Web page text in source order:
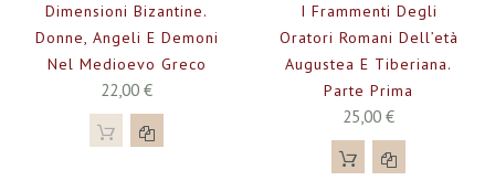
Dimensioni Bizantine.
Donne, Angeli E Demoni
Nel Medioevo Greco
22,00 €
I Frammenti Degli
Oratori Romani Dell’età
Augustea E Tiberiana.
Parte Prima
25,00 €